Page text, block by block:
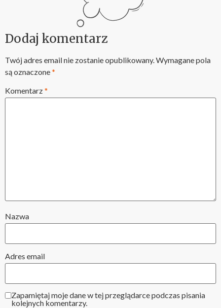
Dodaj komentarz
Twój adres email nie zostanie opublikowany.Wymagane pola
są oznaczone*
Komentarz*
Nazwa
Adres email
Zapamiętaj moje dane w tej przeglądarce podczas pisania
kolejnych komentarzy.